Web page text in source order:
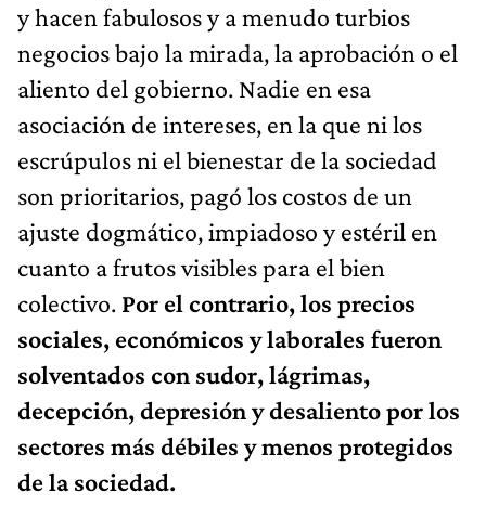
y hacen fabulosos y a menudo turbios
negocios bajo la mirada, la aprobación o el
aliento del gobierno. Nadie en esa
asociación de intereses, en la que ni los
escrúpulos ni el bienestar de la sociedad
son prioritarios, pagó los costos de un
ajuste dogmático, impiadoso y estéril en
cuanto a frutos visibles para el bien
colectivo. Por el contrario, los precios
sociales, económicos y laborales fueron
solventados con sudor, lágrimas,
decepción, depresión y desaliento por los
sectores más débiles y menos protegidos
de la sociedad.